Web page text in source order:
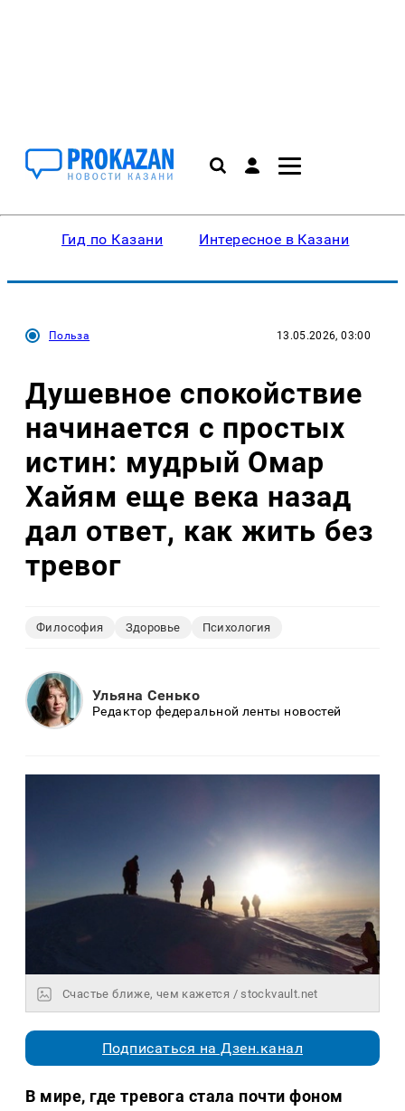
Гид по Казани Интересное в Казани
Польза 13.05.2026, 03:00
Душевное спокойствие
начинается с простых
истин: мудрый Омар
Хайям еще века назад
дал ответ, как жить без
тревог
Философия Здоровье Психология
Ульяна Сенько
Редактор федеральной ленты новостей
Счастье ближе, чем кажется / stockvault.net
Подписаться на Дзен.канал
В мире, где тревога стала почти фоном